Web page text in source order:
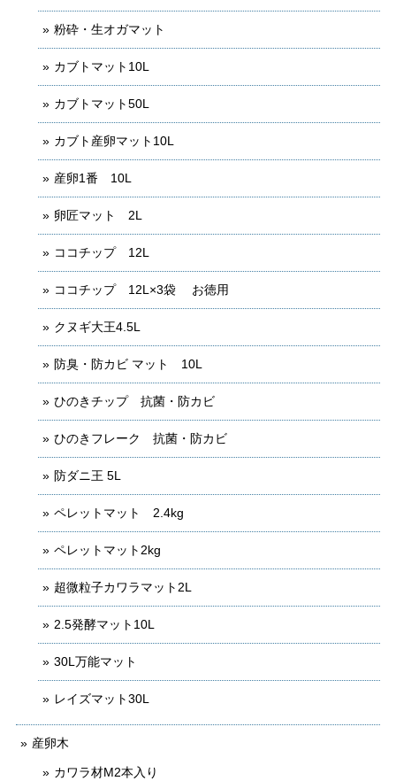
粉砕・生オガマット
カブトマット10L
カブトマット50L
カブト産卵マット10L
産卵1番 10L
卵匠マット 2L
ココチップ 12L
ココチップ 12L×3袋 お徳用
クヌギ大王4.5L
防臭・防カビ マット 10L
ひのきチップ 抗菌・防カビ
ひのきフレーク 抗菌・防カビ
防ダニ王 5L
ペレットマット 2.4kg
ペレットマット2kg
超微粒子カワラマット2L
2.5発酵マット10L
30L万能マット
レイズマット30L
産卵木
カワラ材M2本入り